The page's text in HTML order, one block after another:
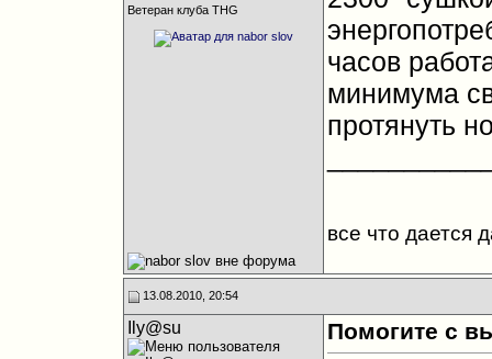
Ветеран клуба THG
часов
минимума
протянуть
все что дается
13.08.2010, 20:54
Ily@su Помогите с